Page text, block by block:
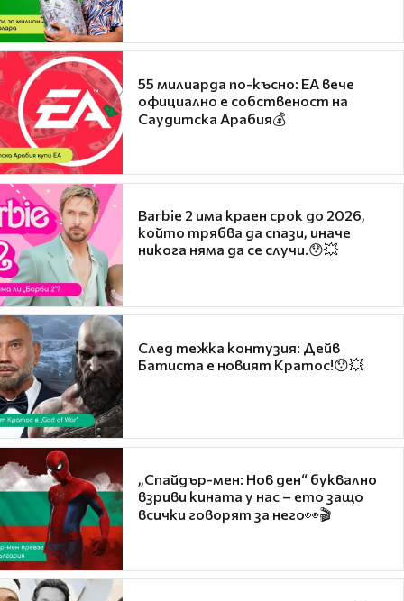
55 милиарда по-късно: EA вече
официално е собственост на
Саудитска Арабия💰
Barbie 2 има краен срок до 2026,
който трябва да спази, иначе
никога няма да се случи.😯💥
След тежка контузия: Дейв
Батиста е новият Кратос!😯💥
„Спайдър-мен: Нов ден“ буквално
взриви кината у нас – ето защо
всички говорят за него👀🎬